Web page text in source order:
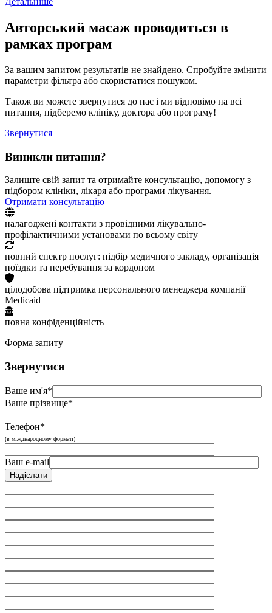
Авторський масаж проводиться в
рамках програм
За вашим запитом результатів не знайдено. Спробуйте змінити
параметри фільтра або скористатися пошуком.
Також ви можете звернутися до нас і ми відповімо на всі
питання, підберемо клініку, доктора або програму!
Звернутися
Виникли питання?
Залиште свій запит та отримайте консультацію, допомогу з
підбором клініки, лікаря або програми лікування.
Отримати консультацію
налагоджені контакти з провідними лікувально-
профілактичними установами по всьому світу
повний спектр послуг: підбір медичного закладу, організація
поїздки та перебування за кордоном
цілодобова підтримка персонального менеджера компанії
Medicaid
повна конфіденційність
Форма запиту
Звернутися
Ваше им'я*
Ваше прізвище*
Телефон*
(в міжднародному форматі)
Ваш e-mail